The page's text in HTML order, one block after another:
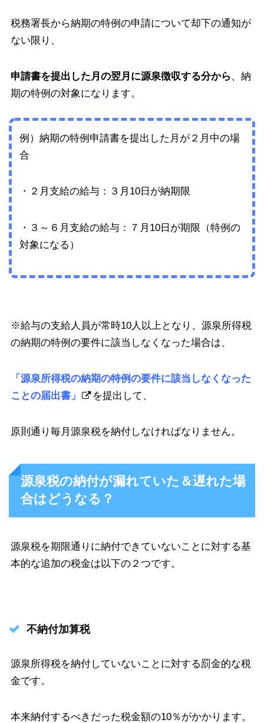
税務署長から納期の特例の申請について却下の通知が
ない限り、
申請書を提出した月の翌月に源泉徴収する分から 、納
期の特例の対象になります。
例）納期の特例申請書を提出した月が２月中の場
合
・２月支給の給与：３月10日が納期限
・３～６月支給の給与：７月10日が期限（特例の
対象になる）
※給与の支給人員が常時10人以上となり、源泉所得税
の納期の特例の要件に該当しなくなった場合は、
「源泉所得税の納期の特例の要件に該当しなくなった
ことの届出書」
を提出して、
原則通り毎月源泉税を納付しなければなりません。
源泉税の納付が漏れていた＆遅れた場
合はどうなる？
源泉税を期限通りに納付できていないことに対する基
本的な追加の税金は以下の２つです。
不納付加算税
源泉所得税を納付していないことに対する罰金的な税
金です。
本来納付するべきだった税金額の10％がかかります。